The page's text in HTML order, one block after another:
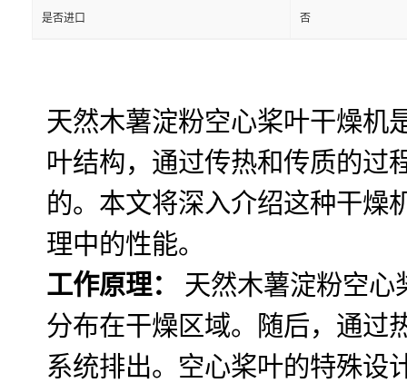
是否进口 否
天然木薯淀粉空心桨叶干燥机
叶结构，通过传热和传质的过
的。本文将深入介绍这种干燥
理中的性能。
工作原理：
天然木薯淀粉空心
分布在干燥区域。随后，通过
系统排出。空心桨叶的特殊设